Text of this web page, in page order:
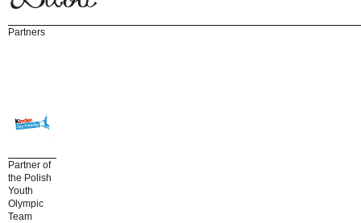
Partners
Partner of
the Polish
Youth
Olympic
Team